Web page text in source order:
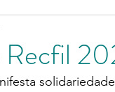
Recfil